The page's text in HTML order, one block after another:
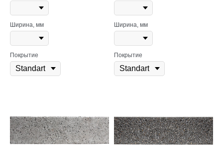
Ширина, мм
Покрытие
Ширина, мм
Покрытие